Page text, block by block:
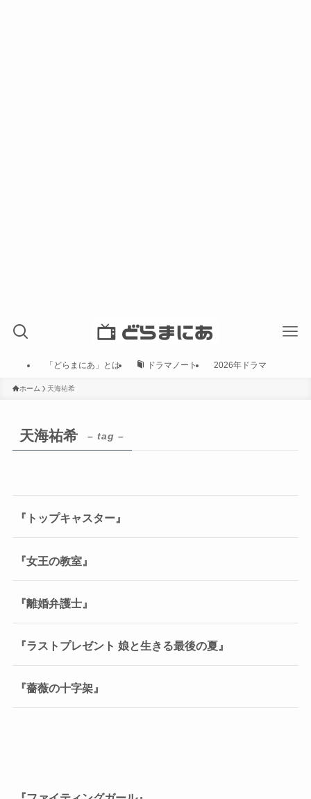
「どらまにあ」とは ドラマノート 2026年ドラマ
ホーム 天海祐希
天海祐希 – tag –
『トップキャスター』
『女王の教室』
『離婚弁護士』
『ラストプレゼント 娘と生きる最後の夏』
『薔薇の十字架』